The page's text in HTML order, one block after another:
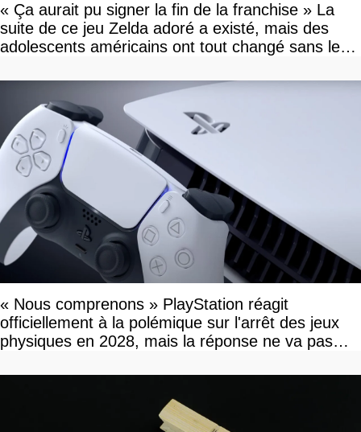
« Ça aurait pu signer la fin de la franchise » La
suite de ce jeu Zelda adoré a existé, mais des
adolescents américains ont tout changé sans le
« Nous comprenons » PlayStation réagit
officiellement à la polémique sur l'arrêt des jeux
physiques en 2028, mais la réponse ne va pas